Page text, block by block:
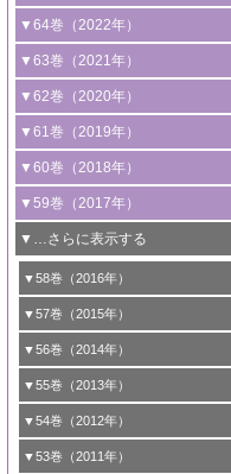
3号 有機分子変換やCO 資源化
光触媒に関する最近の研究
B号 第137回触媒討論会（2026
2号 水素製造のための水分解技術
る最近の研究
3号 オレフィン系樹脂の精密合
る最新技術
4号 アルコール類の効率的変換を
る非貴金属触媒の研究動向
5号 ゼオライトの合成と応用にお
究動向
6号 ヘテロ接合界面
B号 第135回触媒討論会（2025年
2号 規制反応場を活用した固体触
の新展開
3号 未踏分子変換を目指した酸
ロセスの最前線
4号 シンクロトロン放射光および
線を利用した触媒解析技術の最先
5号 単原子触媒
6号 参照触媒委員会からのお知ら
B号 第133回触媒討論会（2023
1号 炭素が関わる触媒機能
2号 プラスチックケミカルリサイ
ための触媒技術
3号 非酸化物系金属化合物を基
触媒材料の開発
4号 格子酸素・格子酸素欠陥を利
触媒反応
5号 生体触媒によるエネルギー変
6号 窒素とリンの循環のための触
能性材料
B号 第131回触媒討論会（2023
▼64巻（2022年）
1号 合成ガス製造とCOを用いる
ズ合成の最新動向
2号 化学品合成のための合金触
3号 CO の排出削減および有効
めの触媒技術
4号 若手による情報発信企画～
若き触媒の研究者たち～（1）
5号 若手による情報発信企画～と
若き触媒の研究者たち～（2）
6号 石油のノーブル・ユースを
触媒技術
B号 第129回触媒討論会（2022年
大学：オンライン・対面開催）
▼63巻（2021年）
1号 金触媒の新展開
2号 ペロブスカイト
3号 特殊反応場を利用した触媒的
換反応
4号 多孔質材料を用いた触媒の
5号 情報学的手法を用いた触媒
6号 カーボンニュートラルに向け
技術
B号 第127回触媒討論会（2021年
ライン開催(Zoom)のみ）
▼62巻（2020年）
1号 触媒設計を拓く欠陥構造のキ
タリゼーション
2号 機能化学品製造に資するク
触媒的酸化反応
3号 水処理のための触媒化学
4号 光触媒を用いた水分解の最新
動向
5号 次世代の触媒プロセスを支え
クロ波
6号 メタン転換技術の最新動向
B号 第125回触媒討論会（2020
院大学）
▼61巻（2019年）
1号 物質移動制御に着目した触媒
ス開発
2号 CO2 フリー水素サプライチ
関わる触媒開発動向
3号 精密高分子合成に関する最近
動向
4号 バイオマス化成品製造のため
5号 固体触媒による含窒素有機
換の最前線
6号 貴金属使用量低減に向けた自
▼60巻（2018年）
1号 固体酸触媒の最新の研究動向
2号 二酸化炭素からの有用化学品
3号 ナノ粒子・クラスター触媒の
4号 60周年記念企画
5号 進化するゼオライト合成技術
6号 非貴金属系触媒における電
酸素還元反応
B号 第121回触媒討論会（2018年
大学）
▼59巻（2017年）
1号 いたるところに，触媒
2号 機能性材料の局所構造解析の
最先端技術
3号 無機分離膜材料の開発と触
ロセスへの適用
4号 触媒研究における計算科学の
5号 水素のふるまいを解き明かす
研究
▼…さらに表示する
▼58巻（2016年）
1号 ユニークな構造の高分子を生み
2号 リグニンからの化成品製造に向
3号 触媒研究の最先端～とびたて若
者たち～（1）
▼57巻（2015年）
1号 水素キャリアにかかわる触媒技
2号 石油精製用触媒の最近の進展
3号 固体酸化物形燃料電池（SOFC
るアノード触媒上での燃料直接改質
▼56巻（2014年）
1号 特殊環境場を利用した材料合成
2号 光触媒反応機構に関する最新の
向
▼55巻（2013年）
1号 高耐久性燃料電池システム用触
▼54巻（2012年）
1号 規則性多孔体の利用技術におけ
▼53巻（2011年）